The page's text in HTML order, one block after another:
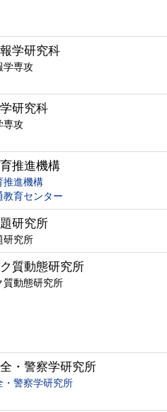
学研究科
学専攻
研究科
専攻
推進機構
推進機構
教育センター
研究所
研究所
質動態研究所
質動態研究所
・警察学研究所
・警察学研究所